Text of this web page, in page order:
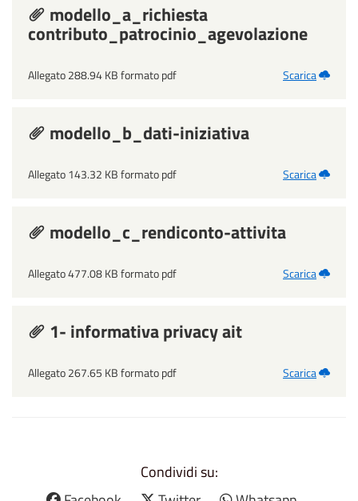
modello_a_richiesta
contributo_patrocinio_agevolazione
Allegato 288.94 KB formato pdf Scarica
modello_b_dati-iniziativa
Allegato 143.32 KB formato pdf Scarica
modello_c_rendiconto-attivita
Allegato 477.08 KB formato pdf Scarica
1- informativa privacy ait
Allegato 267.65 KB formato pdf Scarica
Condividi su: